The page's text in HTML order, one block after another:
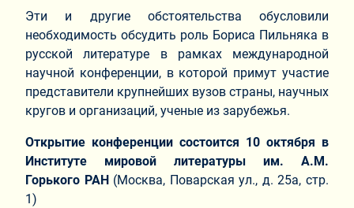
Эти и другие обстоятельства обусловили
необходимость обсудить роль Бориса Пильняка в
русской литературе в рамках международной
научной конференции, в которой примут участие
представители крупнейших вузов страны, научных
кругов и организаций, ученые из зарубежья.
Открытие конференции состоится 10 октября в
Институте мировой литературы им. А.М.
Горького РАН (Москва, Поварская ул., д. 25а, стр.
1)